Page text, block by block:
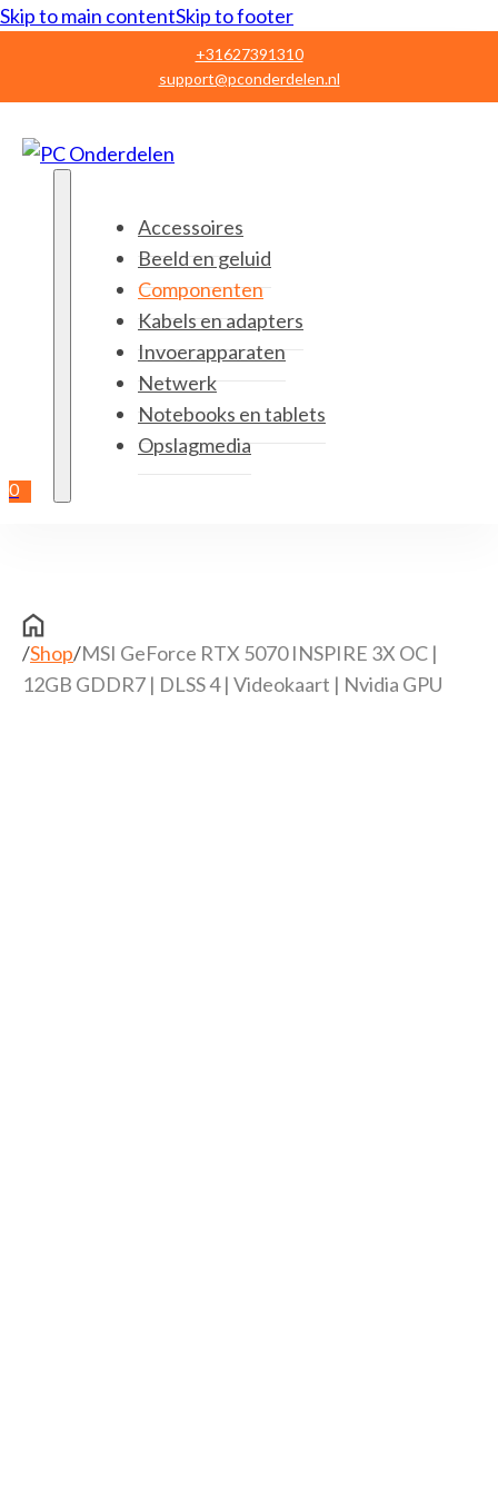
Skip to main contentSkip to footer
+31627391310
support@pconderdelen.nl
0
Accessoires
Beeld en geluid
Componenten
Kabels en adapters
Invoerapparaten
Netwerk
Notebooks en tablets
Opslagmedia
/Shop/MSI GeForce RTX 5070 INSPIRE 3X OC |
12GB GDDR7 | DLSS 4 | Videokaart | Nvidia GPU